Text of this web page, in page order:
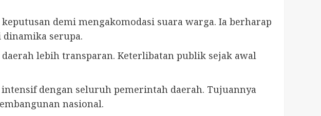
demi mengakomodasi suara warga. Ia berharap
serupa.
lebih transparan. Keterlibatan publik sejak awal
dengan seluruh pemerintah daerah. Tujuannya
nasional.